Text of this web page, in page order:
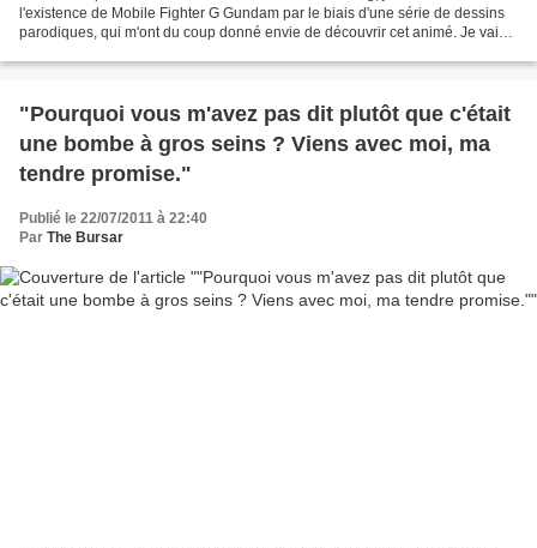
l'existence de Mobile Fighter G Gundam par le biais d'une série de dessins
parodiques, qui m'ont du coup donné envie de découvrir cet animé. Je vais
"Pourquoi vous m'avez pas dit plutôt que c'était
une bombe à gros seins ? Viens avec moi, ma
tendre promise."
Publié le 22/07/2011 à 22:40
Par The Bursar